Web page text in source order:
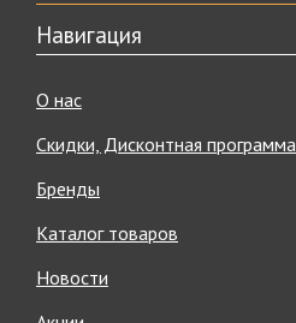
Навигация
О нас
Скидки, Дисконтная программа
Бренды
Каталог товаров
Новости